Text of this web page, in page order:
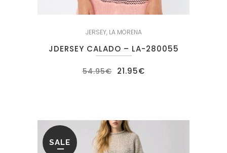
JERSEY, LA MORENA
JDERSEY CALADO – LA-280055
54.95€ El
precio
21.95€El
SALE